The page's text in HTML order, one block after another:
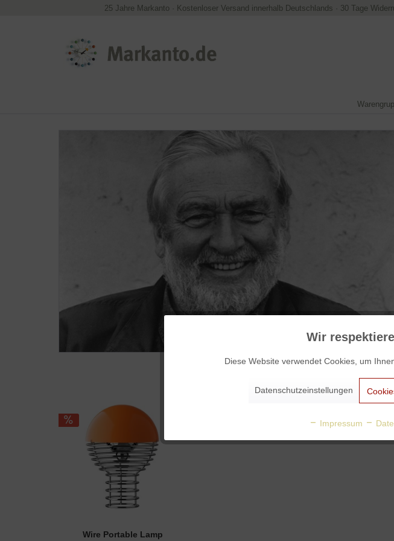
25 Jahre Markanto · Kostenloser Versand innerhalb Deutschlands · 30 Tage
Wire Portable Lamp
Wir
Diese Website verwendet Cookies, um
Datenschutzeinstellungen
Impressum